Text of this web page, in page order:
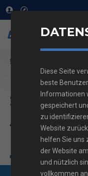
text_home
Steckdose - Einzel mit
Electric
Diese Seite
beste
Informationen
gespeichert
zu
Website
helfen Sie uns
der Website
und nützlich
vollkommen